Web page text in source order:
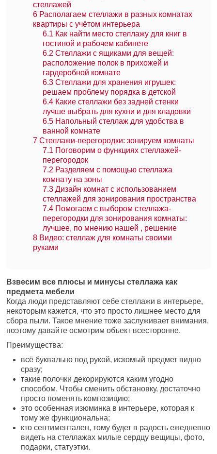
стеллажей
6 Располагаем стеллажи в разных комнатах
квартиры с учётом интерьера
6.1 Как найти место стеллажу для книг в
гостиной и рабочем кабинете
6.2 Стеллажи с ящиками для вещей:
расположение полок в прихожей и
гардеробной комнате
6.3 Стеллажи для хранения игрушек:
решаем проблему порядка в детской
6.4 Какие стеллажи без задней стенки
лучше выбрать для кухни и для кладовки
6.5 Напольный стеллаж для удобства в
ванной комнате
7 Стеллажи-перегородки: зонируем комнаты
7.1 Поговорим о функциях стеллажей-
перегородок
7.2 Разделяем с помощью стеллажа
комнату на зоны
7.3 Дизайн комнат с использованием
стеллажей для зонирования пространства
7.4 Помогаем с выбором стеллажа-
перегородки для зонирования комнаты:
лучшее, по мнению нашей , решение
8 Видео: стеллаж для комнаты своими
руками
Взвесим все плюсы и минусы стеллажа как
предмета мебели
Когда люди представляют себе стеллажи в интерьере,
некоторым кажется, что это просто лишнее место для
сбора пыли. Такое мнение тоже заслуживает внимания,
поэтому давайте осмотрим объект всесторонне.
Преимущества:
всё буквально под рукой, искомый предмет видно
сразу;
такие полочки декорируются каким угодно
способом. Чтобы сменить обстановку, достаточно
просто поменять композицию;
это особенная изюминка в интерьере, которая к
тому же функциональна;
кто сентиментален, тому будет в радость ежедневно
видеть на стеллажах милые сердцу вещицы, фото,
подарки, статуэтки.